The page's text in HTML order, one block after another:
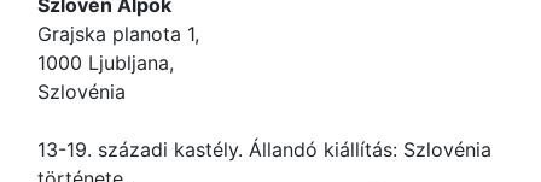
Szlovén Alpok
Grajska planota 1,
1000 Ljubljana,
Szlovénia
13-19. századi kastély. Állandó kiállítás: Szlovénia